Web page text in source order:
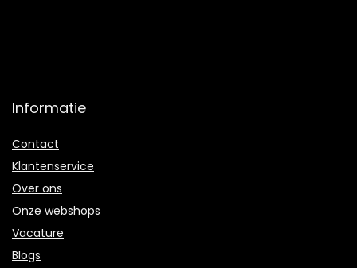
Informatie
Contact
Klantenservice
Over ons
Onze webshops
Vacature
Blogs